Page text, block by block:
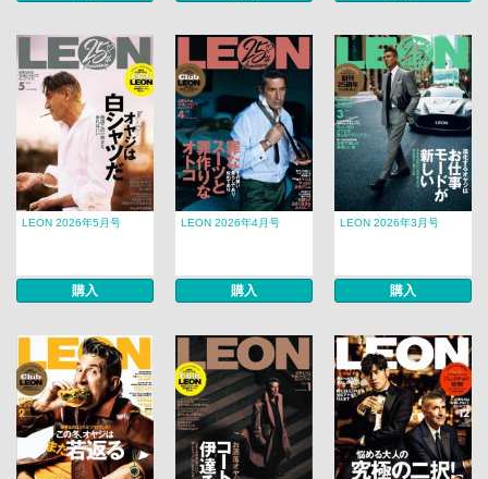
LEON 2026年5月号
購入
LEON 2026年4月号
購入
LEON 2026年3月号
購入